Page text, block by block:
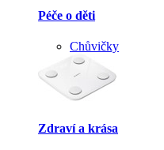
Péče o děti
Chůvičky
Zdraví a krása